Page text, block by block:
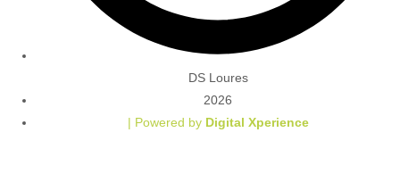
DS Loures
2026
| Powered by Digital Xperience